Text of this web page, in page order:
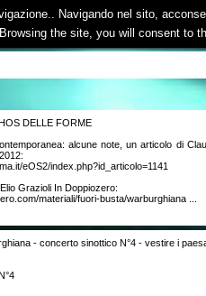
Navigando nel sito,
the site, you will consent to
DELLE FORME
alcune note, un articolo di
eOS2/index.php?id_articolo=1141
Grazioli In Doppiozero:
materiali/fuori-busta/warburghiana ...
- concerto sinottico N°4 - vestire i